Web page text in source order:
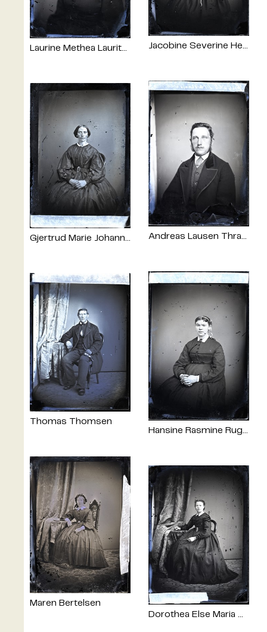
Gjertrud Marie Johannesen
Thomas Thomsen
Maren Bertelsen
Jacobine Severine Henriette von Pentz
Hansine Rasmine Rugsted
Dorothea Else Maria Dall